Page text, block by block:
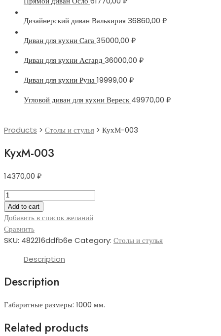
Дизайнерский диван Валькирия36860,00 ₽
Диван для кухни Сага35000,00 ₽
Диван для кухни Асгард36000,00 ₽
Диван для кухни Руна19999,00 ₽
Угловой диван для кухни Вереск 49970,00 ₽
Products > Столы и стулья > КухМ-003
КухМ-003
14370,00 ₽
КухМ-003
quantity
Add to cart
Добавить в список желаний
Сравнить
SKU: 482216ddfb6e Category: Столы и стулья
Description
Description
Габаритные размеры: 1000 мм.
Related products